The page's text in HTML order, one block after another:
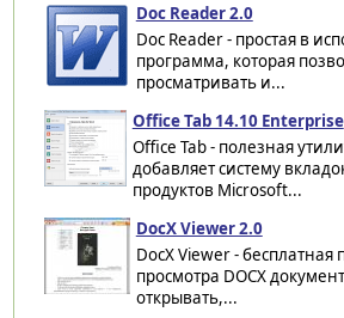
Doc Reader 2.0
Doc Reader - простая в
программа, которая
просматривать и...
Office Tab 14.10 Enterprise
Office Tab - полезная
добавляет систему
продуктов Microsoft...
DocX Viewer 2.0
DocX Viewer - бесплатная
просмотра DOCX
открывать,...